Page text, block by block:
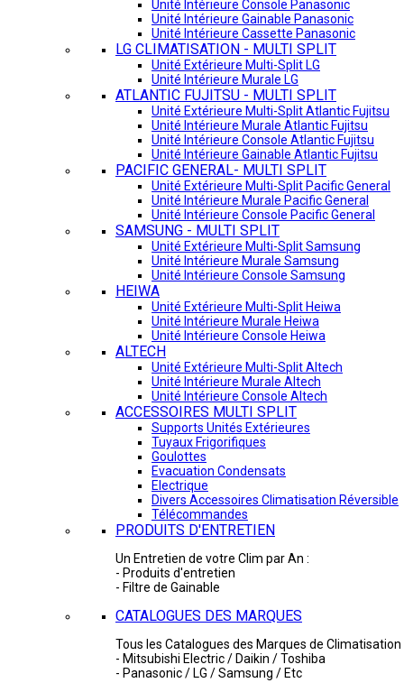
Unité Intérieure Console Panasonic
Unité Intérieure Gainable Panasonic
Unité Intérieure Cassette Panasonic
LG CLIMATISATION - MULTI SPLIT
Unité Extérieure Multi-Split LG
Unité Intérieure Murale LG
ATLANTIC FUJITSU - MULTI SPLIT
Unité Extérieure Multi-Split Atlantic Fujitsu
Unité Intérieure Murale Atlantic Fujitsu
Unité Intérieure Console Atlantic Fujitsu
Unité Intérieure Gainable Atlantic Fujitsu
PACIFIC GENERAL- MULTI SPLIT
Unité Extérieure Multi-Split Pacific General
Unité Intérieure Murale Pacific General
Unité Intérieure Console Pacific General
SAMSUNG - MULTI SPLIT
Unité Extérieure Multi-Split Samsung
Unité Intérieure Murale Samsung
Unité Intérieure Console Samsung
HEIWA
Unité Extérieure Multi-Split Heiwa
Unité Intérieure Murale Heiwa
Unité Intérieure Console Heiwa
ALTECH
Unité Extérieure Multi-Split Altech
Unité Intérieure Murale Altech
Unité Intérieure Console Altech
ACCESSOIRES MULTI SPLIT
Supports Unités Extérieures
Tuyaux Frigorifiques
Goulottes
Evacuation Condensats
Electrique
Divers Accessoires Climatisation Réversible
Télécommandes
PRODUITS D'ENTRETIEN
Un Entretien de votre Clim par An :
- Produits d'entretien
- Filtre de Gainable
CATALOGUES DES MARQUES
Tous les Catalogues des Marques de Climatisation
- Mitsubishi Electric / Daikin / Toshiba
- Panasonic / LG / Samsung / Etc